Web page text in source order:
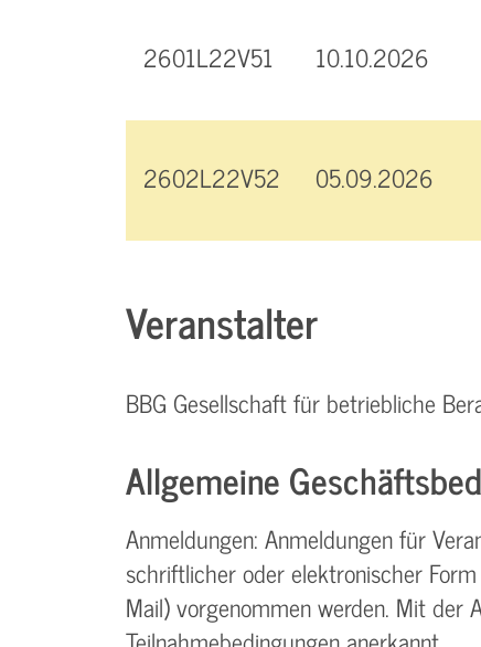
2601L22V51 10.10.2026
2602L22V52 05.09.2026
Veranstalter
BBG Gesellschaft für betriebliche
Allgemeine
Anmeldungen: Anmeldungen für
schriftlicher oder elektronischer
Mail) vorgenommen werden. Mit der